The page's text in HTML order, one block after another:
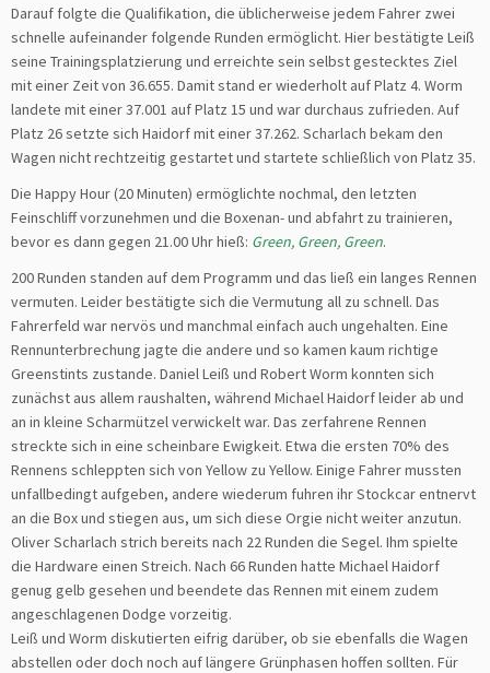
Darauf folgte die Qualifikation, die üblicherweise jedem Fahrer zwei
schnelle aufeinander folgende Runden ermöglicht. Hier bestätigte Leiß
seine Trainingsplatzierung und erreichte sein selbst gestecktes Ziel
mit einer Zeit von 36.655. Damit stand er wiederholt auf Platz 4. Worm
landete mit einer 37.001 auf Platz 15 und war durchaus zufrieden. Auf
Platz 26 setzte sich Haidorf mit einer 37.262. Scharlach bekam den
Wagen nicht rechtzeitig gestartet und startete schließlich von Platz 35.
Die Happy Hour (20 Minuten) ermöglichte nochmal, den letzten
Feinschliff vorzunehmen und die Boxenan- und abfahrt zu trainieren,
bevor es dann gegen 21.00 Uhr hieß: Green, Green, Green.
200 Runden standen auf dem Programm und das ließ ein langes Rennen
vermuten. Leider bestätigte sich die Vermutung all zu schnell. Das
Fahrerfeld war nervös und manchmal einfach auch ungehalten. Eine
Rennunterbrechung jagte die andere und so kamen kaum richtige
Greenstints zustande. Daniel Leiß und Robert Worm konnten sich
zunächst aus allem raushalten, während Michael Haidorf leider ab und
an in kleine Scharmützel verwickelt war. Das zerfahrene Rennen
streckte sich in eine scheinbare Ewigkeit. Etwa die ersten 70% des
Rennens schleppten sich von Yellow zu Yellow. Einige Fahrer mussten
unfallbedingt aufgeben, andere wiederum fuhren ihr Stockcar entnervt
an die Box und stiegen aus, um sich diese Orgie nicht weiter anzutun.
Oliver Scharlach strich bereits nach 22 Runden die Segel. Ihm spielte
die Hardware einen Streich. Nach 66 Runden hatte Michael Haidorf
genug gelb gesehen und beendete das Rennen mit einem zudem
angeschlagenen Dodge vorzeitig.
Leiß und Worm diskutierten eifrig darüber, ob sie ebenfalls die Wagen
abstellen oder doch noch auf längere Grünphasen hoffen sollten. Für